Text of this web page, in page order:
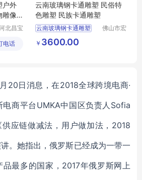
户外
雕像
北昌宝
品制造
电话
云南玻璃钢卡通雕塑 民俗特
色雕塑 民族卡通雕塑
云南玻璃钢卡通雕塑
民俗特色雕塑
民族卡通雕塑
佛山市宏
￥ 3600.00
20日消息，在2018全球跨境电商·
电商平台UMKA中国区负责人Sofia
应链做减法，用户做加法，2018
。她指出，俄罗斯已经成为一带一
最多的国家，2017年俄罗斯网上